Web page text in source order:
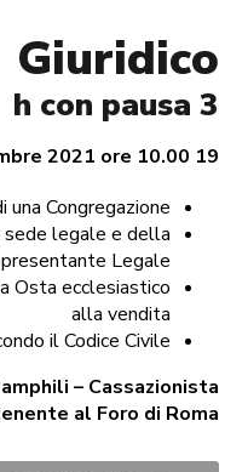
Giuridico
3 h con pausa
19 novembre 2021 ore 10.00
una Congregazione
sede legale e della
Legale
Osta ecclesiastico
alla vendita
il Codice Civile
– Cassazionista
al Foro di Roma